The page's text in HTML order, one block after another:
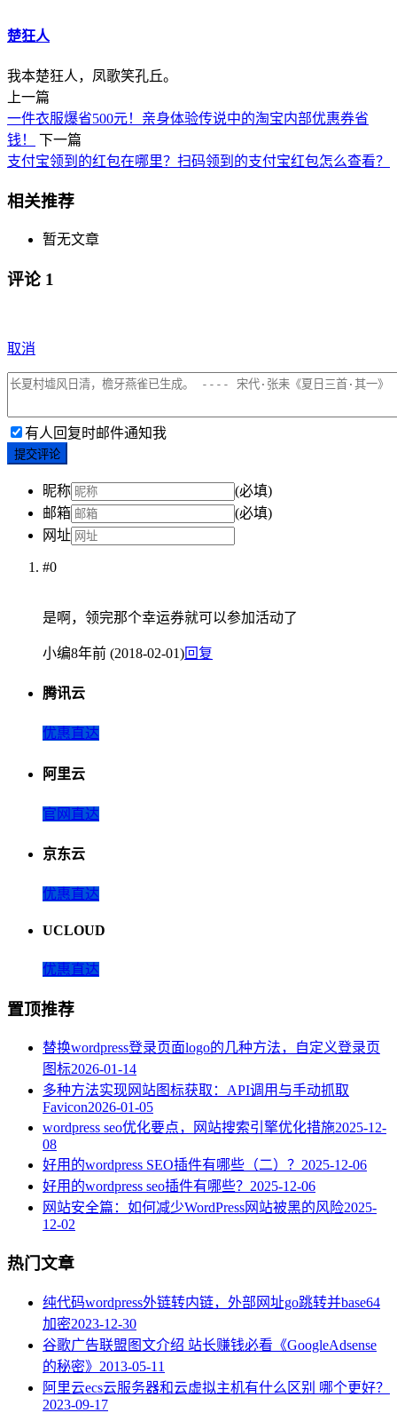
楚狂人
我本楚狂人，凤歌笑孔丘。
上一篇
一件衣服爆省500元！亲身体验传说中的淘宝内部优惠券省
钱！
下一篇
支付宝领到的红包在哪里？扫码领到的支付宝红包怎么查看？
相关推荐
暂无文章
评论 1
取消
有人回复时邮件通知我
提交评论
昵称
(必填)
邮箱
(必填)
网址
#0
是啊，领完那个幸运券就可以参加活动了
小编8年前 (2018-02-01)回复
腾讯云
优惠直达
阿里云
官网直达
京东云
优惠直达
UCLOUD
优惠直达
置顶推荐
替换wordpress登录页面logo的几种方法，自定义登录页
图标2026-01-14
多种方法实现网站图标获取：API调用与手动抓取
Favicon2026-01-05
wordpress seo优化要点，网站搜索引擎优化措施2025-12-
08
好用的wordpress SEO插件有哪些（二）？ 2025-12-06
好用的wordpress seo插件有哪些？ 2025-12-06
网站安全篇：如何减少WordPress网站被黑的风险2025-
12-02
热门文章
纯代码wordpress外链转内链，外部网址go跳转并base64
加密2023-12-30
谷歌广告联盟图文介绍 站长赚钱必看《GoogleAdsense
的秘密》 2013-05-11
阿里云ecs云服务器和云虚拟主机有什么区别 哪个更好？
2023-09-17